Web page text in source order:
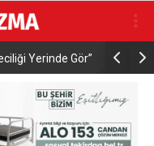
Buharkent’te festival